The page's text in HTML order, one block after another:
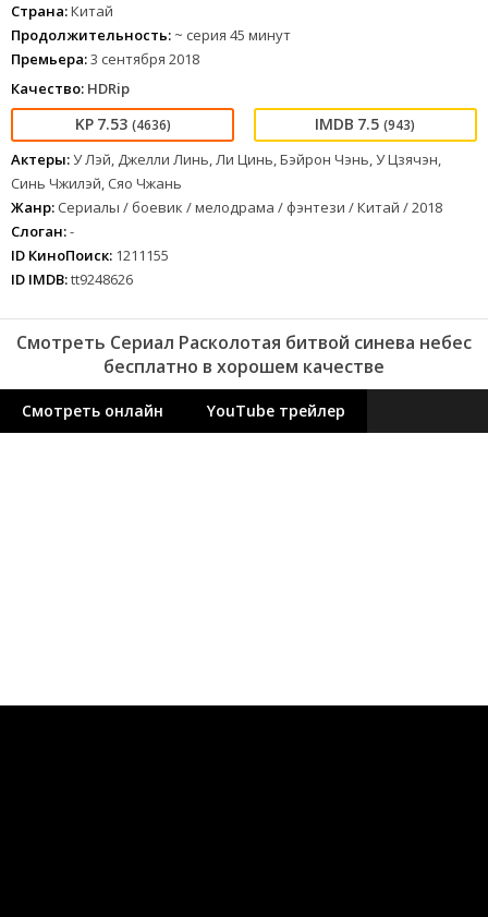
Страна:Китай
Продолжительность: ~ серия 45 минут
Премьера:3 сентября 2018
Качество: HDRip
7.53 (4636) 7.5 (943)
Актеры:У Лэй, Джелли Линь, Ли Цинь, Бэйрон Чэнь, У Цзячэн,
Синь Чжилэй, Сяо Чжань
Жанр: Сериалы / боевик / мелодрама / фэнтези / Китай / 2018
Слоган:-
ID КиноПоиск: 1211155
ID IMDB:tt9248626
Смотреть Сериал Расколотая битвой синева небес
бесплатно в хорошем качестве
Смотреть онлайн YouTube трейлер